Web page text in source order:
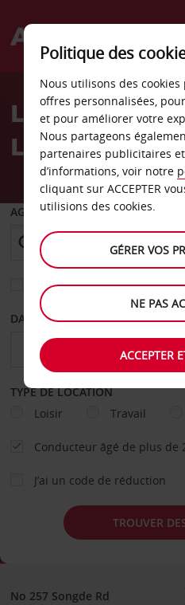
Welcome
AvisLocation de
Lien
AGENCE DE DÉPART
Sélectionnez une autre
DATE DE DÉPART
TYPE DE LOCATION
Loisir
Travail
Conducteur âgé de plus de
J’ai un code de réduction
TROUVER
No 257 Songde Rd
Politique des
Nous utilisons des
offres personnalisées,
et pour améliorer votre
Nous partageons
partenaires publicitaires
d’informations, voir notre
cliquant sur ACCEPTER
utilisions des cookies.
GÉRER VOS
NE PAS
ACCEPTER